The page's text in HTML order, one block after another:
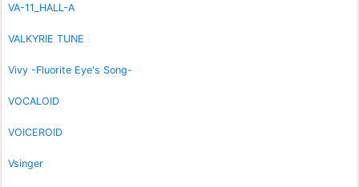
VA-11_HALL-A
VALKYRIE TUNE
Vivy -Fluorite Eye's Song-
VOCALOID
VOICEROID
Vsinger